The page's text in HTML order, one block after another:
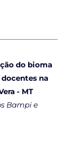
do bioma
na
- MT
Bampi e